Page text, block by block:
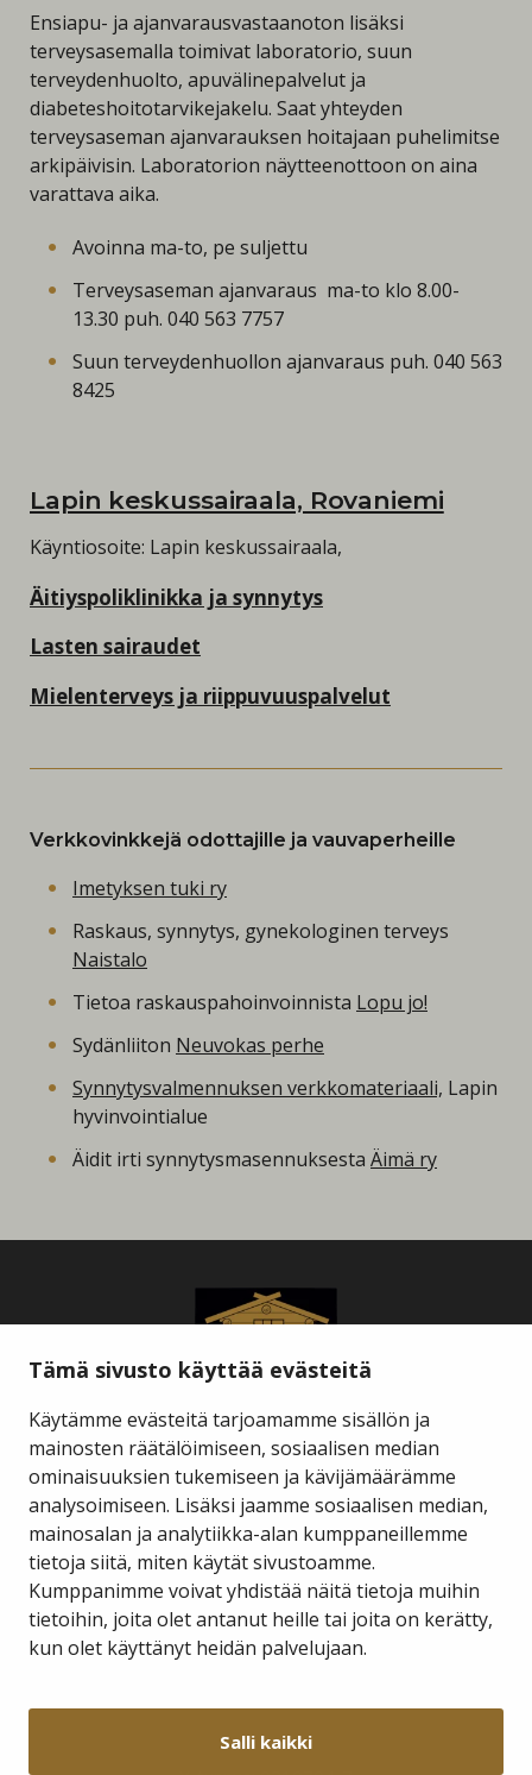
Tämä sivusto käyttää evästeitä
Käytämme evästeitä tarjoamamme sisällön ja
mainosten räätälöimiseen, sosiaalisen median
ominaisuuksien tukemiseen ja kävijämäärämme
analysoimiseen. Lisäksi jaamme sosiaalisen median,
mainosalan ja analytiikka-alan kumppaneillemme
tietoja siitä, miten käytät sivustoamme.
Kumppanimme voivat yhdistää näitä tietoja muihin
tietoihin, joita olet antanut heille tai joita on kerätty,
kun olet käyttänyt heidän palvelujaan.
Salli kaikki
Ensiapu- ja ajanvarausvastaanoton lisäksi
terveysasemalla toimivat laboratorio, suun
terveydenhuolto, apuvälinepalvelut ja
diabeteshoitotarvikejakelu. Saat yhteyden
terveysaseman ajanvarauksen hoitajaan puhelimitse
arkipäivisin. Laboratorion näytteenottoon on aina
varattava aika.
Avoinna ma-to, pe suljettu
Terveysaseman ajanvaraus ma-to klo 8.00-
13.30 puh. 040 563 7757
Suun terveydenhuollon ajanvaraus puh. 040 563
8425
Lapin keskussairaala, Rovaniemi
Käyntiosoite: Lapin keskussairaala,
Äitiyspoliklinikka ja synnytys
Lasten sairaudet
Mielenterveys ja riippuvuuspalvelut
Verkkovinkkejä odottajille ja vauvaperheille
Imetyksen tuki ry
Raskaus, synnytys, gynekologinen terveys
Naistalo
Tietoa raskauspahoinvoinnista Lopu jo!
Sydänliiton Neuvokas perhe
Synnytysvalmennuksen verkkomateriaali, Lapin
hyvinvointialue
Äidit irti synnytysmasennuksesta Äimä ry
Savukosken kunta
Kauppakuja 2 A 1
98800 Savukoski
hallinto@savukoski.fi